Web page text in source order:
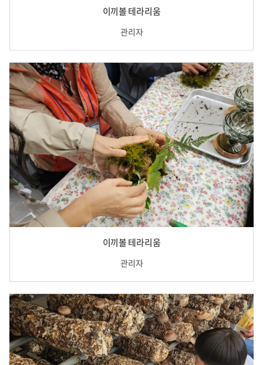
이끼볼 테라리움
관리자
이끼볼 테라리움
관리자